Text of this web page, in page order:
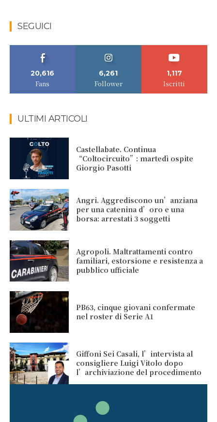
SEGUICI
20,616
Fans
6,261
Follower
1,117
Iscritti
ULTIMI ARTICOLI
Castellabate. Continua
“Coltocircuito”: martedì ospite
Giorgio Pasotti
Angri. Aggrediscono un’anziana
per una catenina d’oro e una
borsa: arrestati 3 soggetti
Agropoli. Maltrattamenti contro
familiari, estorsione e resistenza a
pubblico ufficiale
PB63, cinque giovani confermate
nel roster di Serie A1
Giffoni Sei Casali, l’intervista al
consigliere Luigi Vitolo dopo
l’archiviazione del procedimento